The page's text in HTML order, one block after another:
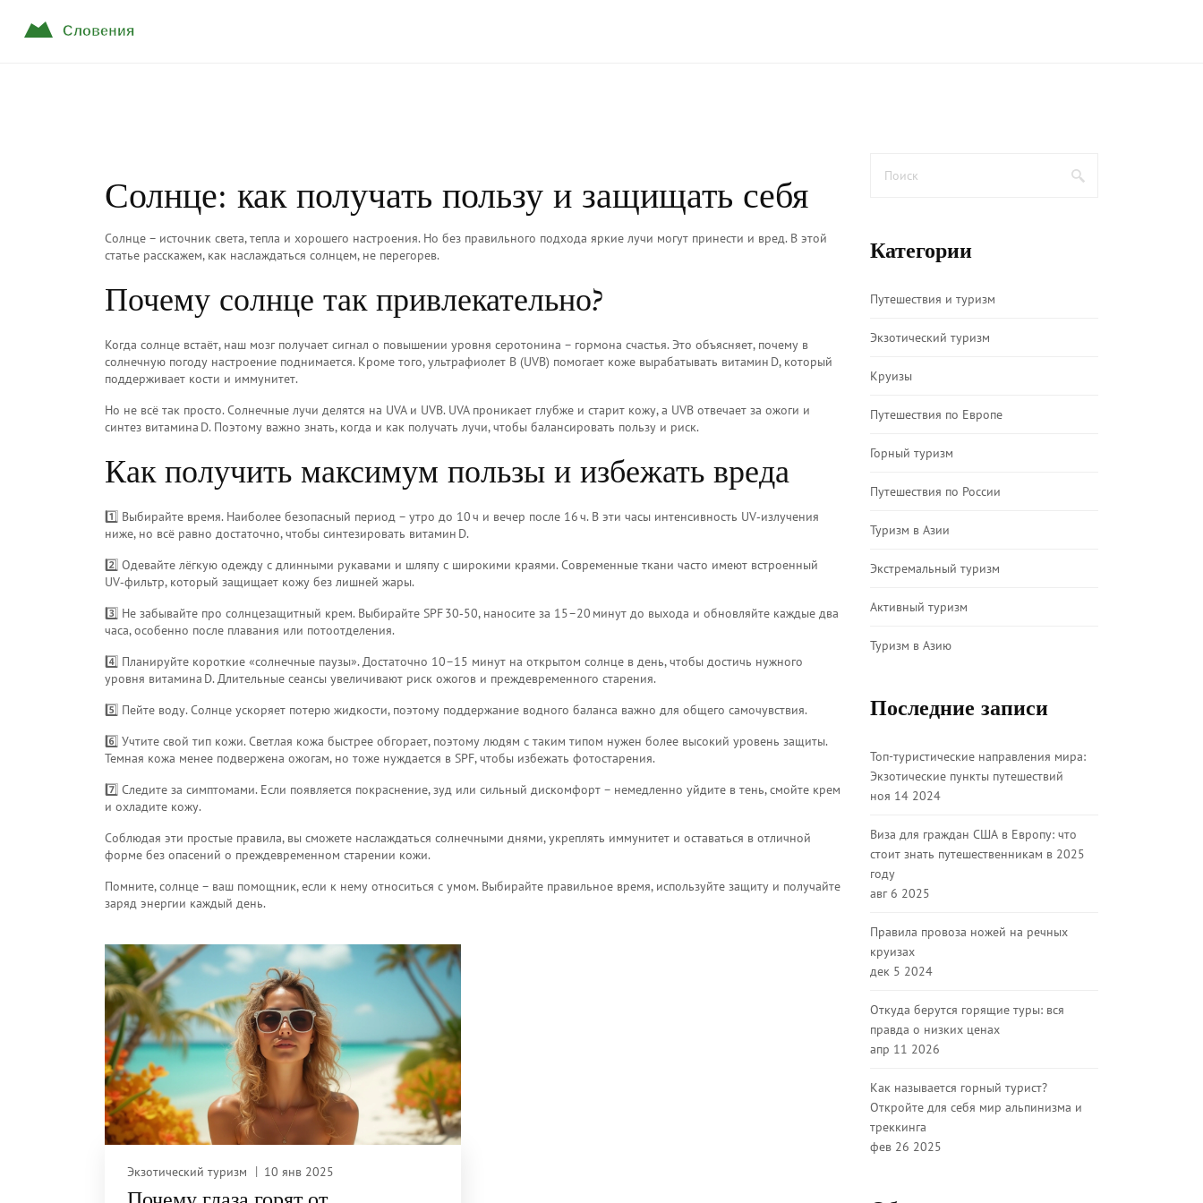
Солнце: как получать пользу и защищать себя
Солнце – источник света, тепла и хорошего настроения. Но без правильного подхода яркие лучи могут принести и вред. В этой
статье расскажем, как наслаждаться солнцем, не перегорев.
Почему солнце так привлекательно?
Когда солнце встаёт, наш мозг получает сигнал о повышении уровня серотонина – гормона счастья. Это объясняет, почему в
солнечную погоду настроение поднимается. Кроме того, ультрафиолет B (UVB) помогает коже вырабатывать витамин D, который
поддерживает кости и иммунитет.
Но не всё так просто. Солнечные лучи делятся на UVA и UVB. UVA проникает глубже и старит кожу, а UVB отвечает за ожоги и
синтез витамина D. Поэтому важно знать, когда и как получать лучи, чтобы балансировать пользу и риск.
Как получить максимум пользы и избежать вреда
1️⃣ Выбирайте время. Наиболее безопасный период – утро до 10 ч и вечер после 16 ч. В эти часы интенсивность UV‑излучения
ниже, но всё равно достаточно, чтобы синтезировать витамин D.
2️⃣ Одевайте лёгкую одежду с длинными рукавами и шляпу с широкими краями. Современные ткани часто имеют встроенный
UV‑фильтр, который защищает кожу без лишней жары.
3️⃣ Не забывайте про солнцезащитный крем. Выбирайте SPF 30‑50, наносите за 15–20 минут до выхода и обновляйте каждые два
часа, особенно после плавания или потоотделения.
4️⃣ Планируйте короткие «солнечные паузы». Достаточно 10–15 минут на открытом солнце в день, чтобы достичь нужного
уровня витамина D. Длительные сеансы увеличивают риск ожогов и преждевременного старения.
5️⃣ Пейте воду. Солнце ускоряет потерю жидкости, поэтому поддержание водного баланса важно для общего самочувствия.
6️⃣ Учтите свой тип кожи. Светлая кожа быстрее обгорает, поэтому людям с таким типом нужен более высокий уровень защиты.
Темная кожа менее подвержена ожогам, но тоже нуждается в SPF, чтобы избежать фотостарения.
7️⃣ Следите за симптомами. Если появляется покраснение, зуд или сильный дискомфорт – немедленно уйдите в тень, смойте крем
и охладите кожу.
Соблюдая эти простые правила, вы сможете наслаждаться солнечными днями, укреплять иммунитет и оставаться в отличной
форме без опасений о преждевременном старении кожи.
Помните, солнце – ваш помощник, если к нему относиться с умом. Выбирайте правильное время, используйте защиту и получайте
заряд энергии каждый день.
Экзотический туризм 10 янв 2025
Категории
Путешествия и туризм
Экзотический туризм
Круизы
Путешествия по Европе
Горный туризм
Путешествия по России
Туризм в Азии
Экстремальный туризм
Активный туризм
Туризм в Азию
Последние записи
Топ-туристические направления мира:
Экзотические пункты путешествий
ноя 14 2024
Виза для граждан США в Европу: что
стоит знать путешественникам в 2025
году
авг 6 2025
Правила провоза ножей на речных
круизах
дек 5 2024
Откуда берутся горящие туры: вся
правда о низких ценах
апр 11 2026
Как называется горный турист?
Откройте для себя мир альпинизма и
треккинга
фев 26 2025